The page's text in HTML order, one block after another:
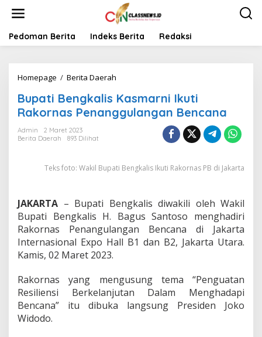
t
Pedoman Berita Indeks Berita Redaksi
Homepage / Berita Daerah
p
a
t
g
l
s
K
a
a
r
n
i
Bupati Bengkalis Kasmarni Ikuti
Rakornas Penanggulangan Bencana
Admin
2 Maret 2023
Berita Daerah
893 Dilihat
Teks foto: Wakil Bupati Bengkalis Ikuti Rakornas PB di Jakarta
JAKARTA – Bupati Bengkalis diwakili oleh Wakil
Bupati Bengkalis H. Bagus Santoso menghadiri
Rakornas Penangulangan Bencana di Jakarta
Internasional Expo Hall B1 dan B2, Jakarta Utara.
Kamis, 02 Maret 2023.
Rakornas yang mengusung tema “Penguatan
Resiliensi Berkelanjutan Dalam Menghadapi
Bencana” itu dibuka langsung Presiden Joko
Widodo.